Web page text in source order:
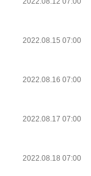
2022.08.15 07:00
2022.08.16 07:00
2022.08.17 07:00
2022.08.18 07:00